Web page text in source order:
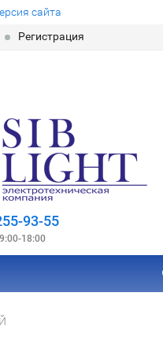
сайта
Регистрация
93-55
18:00